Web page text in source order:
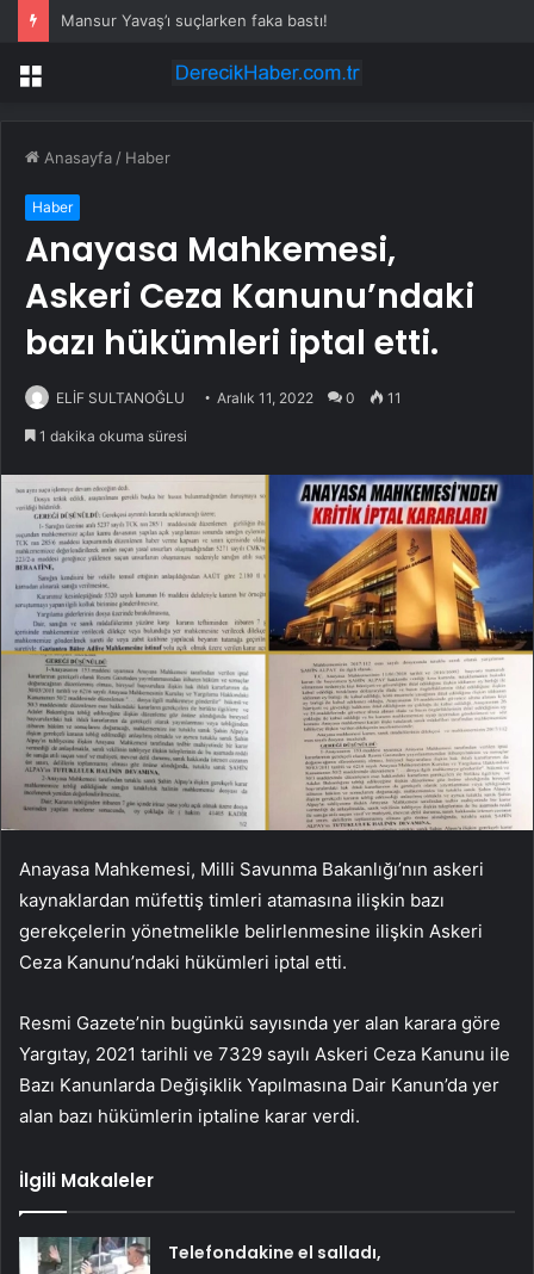
Mansur Yavaş’ı suçlarken faka bastı!
Menü
Anasayfa / Haber
Haber
Anayasa Mahkemesi,
Askeri Ceza Kanunu’ndaki
bazı hükümleri iptal etti.
ELİF SULTANOĞLU Aralık 11, 2022 0 11
1 dakika okuma süresi
Anayasa Mahkemesi, Milli Savunma Bakanlığı’nın askeri
kaynaklardan müfettiş timleri atamasına ilişkin bazı
gerekçelerin yönetmelikle belirlenmesine ilişkin Askeri
Ceza Kanunu’ndaki hükümleri iptal etti.
Resmi Gazete’nin bugünkü sayısında yer alan karara göre
Yargıtay, 2021 tarihli ve 7329 sayılı Askeri Ceza Kanunu ile
Bazı Kanunlarda Değişiklik Yapılmasına Dair Kanun’da yer
alan bazı hükümlerin iptaline karar verdi.
İlgili Makaleler
Telefondakine el salladı,